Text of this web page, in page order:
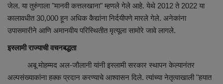
जेल. या तुरुंगाला "मानवी कत्तलखाना" म्हणले गेले आहे. येथे 2012 ते 2022 या
कालावधीत 30,000 हून अधिक कैद्यांना निर्दयीपणे मारले गेले. अनेकांना
उपासमारीने आणि अमानवीय परिस्थितीत मृत्यूला सामोरे जावे लागले.
इस्लामी राज्याची वचनबद्धता
अबू मोहम्मद अल-जौलानी यांनी इस्लामी सरकार स्थापन केल्यानंतर
अल्पसंख्याकांना हक्क प्रदान करण्याचे आश्वासन दिले. त्यांच्या नेतृत्वाखाली "हयात